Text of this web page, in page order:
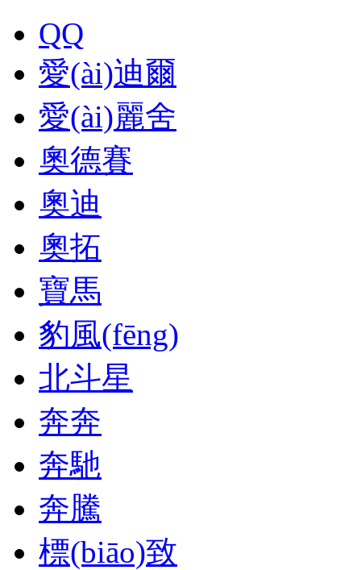
QQ
愛(ài)迪爾
愛(ài)麗舍
奧德賽
奧迪
奧拓
寶馬
豹風(fēng)
北斗星
奔奔
奔馳
奔騰
標(biāo)致